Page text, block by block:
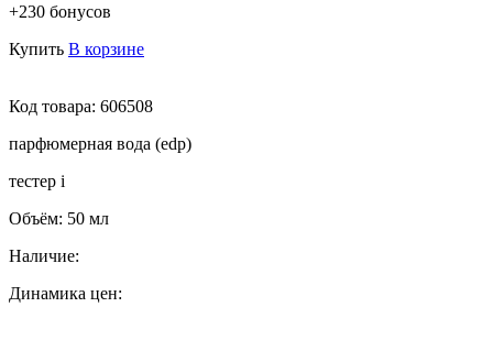
+230 бонусов
Купить В корзине
Код товара: 606508
парфюмерная вода (edp)
тестер i
Объём: 50 мл
Наличие:
Динамика цен: